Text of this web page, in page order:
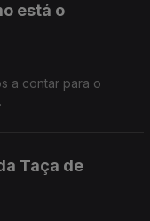
está o
a contar para o
Taça de